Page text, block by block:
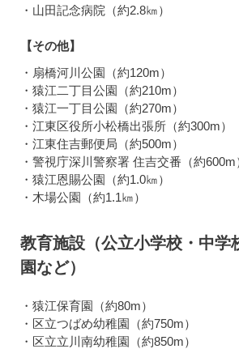
・山田記念病院（約2.8㎞）
【その他】
・扇橋河川公園（約120m）
・猿江二丁目公園（約210m）
・猿江一丁目公園（約270m）
・江東区役所小松橋出張所（約300m）
・江東住吉郵便局（約500m）
・警視庁深川警察署 住吉交番（約600m
・猿江恩賜公園（約1.0㎞）
・木場公園（約1.1㎞）
教育施設（公立小学校・中学
園など）
・猿江保育園（約80m）
・区立つばめ幼稚園（約750m）
・区立立川南幼稚園（約850m）